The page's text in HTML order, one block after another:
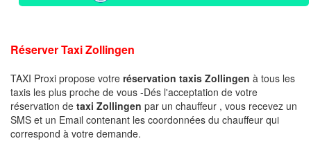
Réserver Taxi Zollingen
TAXI Proxi propose votre réservation taxis Zollingen à tous les
taxis les plus proche de vous -Dés l'acceptation de votre
réservation de taxi Zollingen par un chauffeur , vous recevez un
SMS et un Email contenant les coordonnées du chauffeur qui
correspond à votre demande.